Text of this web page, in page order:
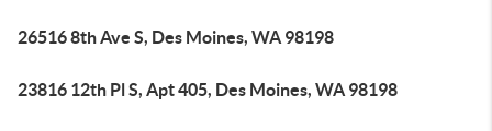
26516 8th Ave S, Des Moines, WA 98198
23816 12th Pl S, Apt 405, Des Moines, WA 98198